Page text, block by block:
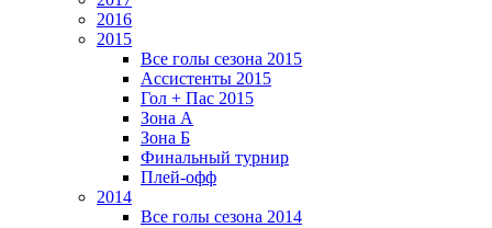
2016
2015
Все голы сезона 2015
Ассистенты 2015
Гол + Пас 2015
Зона А
Зона Б
Финальный турнир
Плей-офф
2014
Все голы сезона 2014